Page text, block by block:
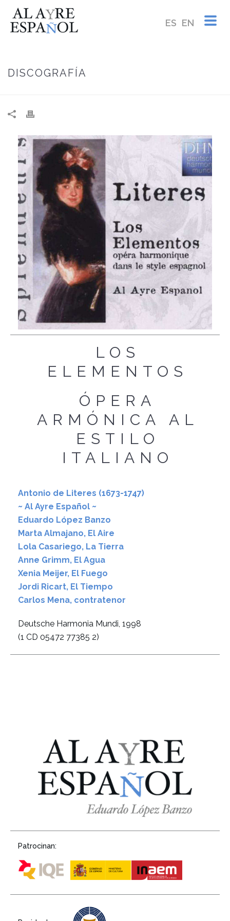
ES EN
DISCOGRAFÍA
LOS
ELEMENTOS
ÓPERA
ARMÓNICA AL
ESTILO
ITALIANO
Antonio de Literes (1673-1747)
~ Al Ayre Español ~
Eduardo López Banzo
Marta Almajano, El Aire
Lola Casariego, La Tierra
Anne Grimm, El Agua
Xenia Meijer, El Fuego
Jordi Ricart, El Tiempo
Carlos Mena, contratenor
Deutsche Harmonia Mundi, 1998
(1 CD 05472 77385 2)
Patrocinan: